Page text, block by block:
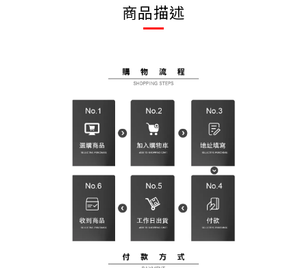
商品描述